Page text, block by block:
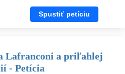
Spustiť petíciu
Lafranconi a priľahlej
- Petícia